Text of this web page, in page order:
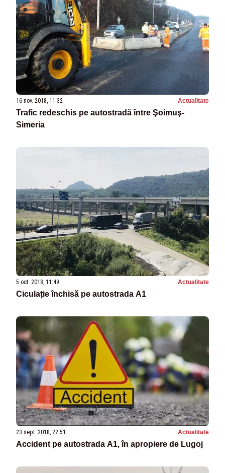
16 nov. 2018, 11:32 Actualitate
Trafic redeschis pe autostradă între Şoimuş-
Simeria
5 oct. 2018, 11:49 Actualitate
Ciculație închisă pe autostrada A1
23 sept. 2018, 22:51 Actualitate
Accident pe autostrada A1, în apropiere de Lugoj